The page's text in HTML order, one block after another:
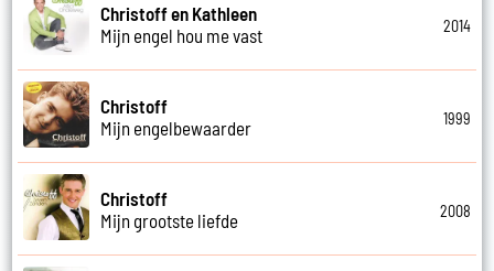
Christoff en Kathleen
Mijn engel hou me vast
2014
Christoff
Mijn engelbewaarder
1999
Christoff
Mijn grootste liefde
2008